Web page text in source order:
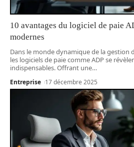
10 avantages du logiciel de paie
modernes
Dans le monde dynamique de la gestion
les logiciels de paie comme ADP se
indispensables. Offrant une…
Entreprise 17 décembre 2025